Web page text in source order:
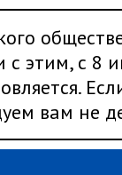
с этим, с 8
вам не